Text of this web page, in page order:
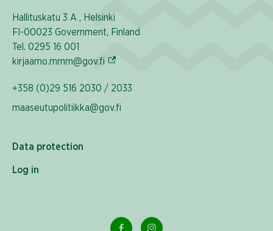
Hallituskatu 3 A , Helsinki
FI-00023 Government, Finland
Tel. 0295 16 001
kirjaamo.mmm@gov.fi (External link)
+358 (0)29 516 2030 / 2033
maaseutupolitiikka@gov.fi
Data protection
Log in